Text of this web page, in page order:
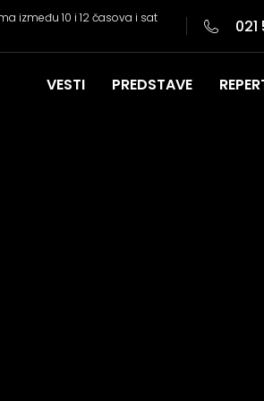
između 10 i 12 časova i sat
VESTI PREDSTAVE